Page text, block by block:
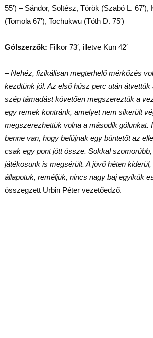
55′) – Sándor, Soltész, Török (Szabó L. 67′),
(Tomola 67′), Tochukwu (Tóth D. 75′)
Gólszerzők: Filkor 73′, illetve Kun 42′
– Nehéz, fizikálisan megterhelő mérkőzés
kezdtünk jól. Az első húsz perc után
szép támadást követően megszereztük a
egy remek kontránk, amelyet nem sikerült
megszerezhettük volna a második gólunkat.
benne van, hogy befújnak egy büntetőt az
csak egy pont jött össze. Sokkal
játékosunk is megsérült. A jövő héten
állapotuk, reméljük, nincs nagy baj egyikük
összegzett Urbin Péter vezetőedző.